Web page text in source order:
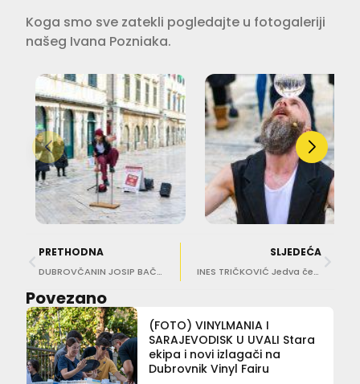
Koga smo sve zatekli pogledajte u fotogaleriji
našeg Ivana Pozniaka.
PRETHODNA
DUBROVČANIN JOSIP BAČIĆ Svjetski, a naš
SLJEDEĆA
INES TRIČKOVIĆ Jedva čekam turneju po dalekoj Aziji
Povezano
(FOTO) VINYLMANIA I
SARAJEVODISK U UVALI Stara
ekipa i novi izlagači na
Dubrovnik Vinyl Fairu